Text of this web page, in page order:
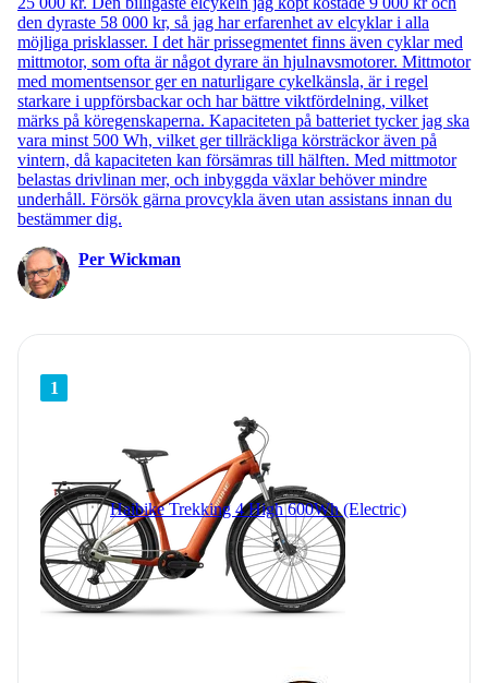
den dyraste 58 000 kr, så jag har erfarenhet av elcyklar i alla
möjliga prisklasser. I det här prissegmentet finns även cyklar med
mittmotor, som ofta är något dyrare än hjulnavsmotorer. Mittmotor
med momentsensor ger en naturligare cykelkänsla, är i regel
starkare i uppförsbackar och har bättre viktfördelning, vilket
märks på köregenskaperna. Kapaciteten på batteriet tycker jag ska
vara minst 500 Wh, vilket ger tillräckliga körsträckor även på
vintern, då kapaciteten kan försämras till hälften. Med mittmotor
belastas drivlinan mer, och inbyggda växlar behöver mindre
underhåll. Försök gärna provcykla även utan assistans innan du
bestämmer dig.
Per Wickman
1
Haibike Trekking 4 High 600Wh (Electric)